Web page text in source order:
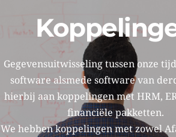
Gegevensuitwisseling tussen onze
software alsmede software van
hierbij aan koppelingen met HRM,
financiële pakketten.
We hebben koppelingen met zowel